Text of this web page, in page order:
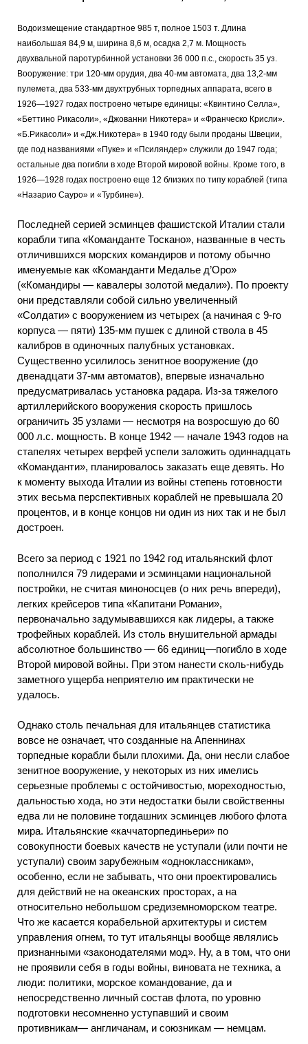
Водоизмещение стандартное 985 т, полное 1503 т. Длина
наибольшая 84,9 м, ширина 8,6 м, осадка 2,7 м. Мощность
двухвальной паротурбинной установки 36 000 п.с., скорость 35 уз.
Вооружение: три 120-мм орудия, два 40-мм автомата, два 13,2-мм
пулемета, два 533-мм двухтрубных торпедных аппарата, всего в
1926—1927 годах построено четыре единицы: «Квинтино Селла»,
«Беттино Рикасоли», «Джованни Никотера» и «Франческо Крисли».
«Б.Рикасоли» и «Дж.Никотера» в 1940 году были проданы Швеции,
где под названиями «Пуке» и «Псиляндер» служили до 1947 года;
остальные два погибли в ходе Второй мировой войны. Кроме того, в
1926—1928 годах построено еще 12 близких по типу кораблей (типа
«Назарио Сауро» и «Турбине»).
Последней серией эсминцев фашистской Италии стали
корабли типа «Команданте Тоскано», названные в честь
отличившихся морских командиров и потому обычно
именуемые как «Команданти Медалье д’Оро»
(«Командиры — кавалеры золотой медали»). По проекту
они представляли собой сильно увеличенный
«Солдати» с вооружением из четырех (а начиная с 9-го
корпуса — пяти) 135-мм пушек с длиной ствола в 45
калибров в одиночных палубных установках.
Существенно усилилось зенитное вооружение (до
двенадцати 37-мм автоматов), впервые изначально
предусматривалась установка радара. Из-за тяжелого
артиллерийского вооружения скорость пришлось
ограничить 35 узлами — несмотря на возросшую до 60
000 л.с. мощность. В конце 1942 — начале 1943 годов на
стапелях четырех верфей успели заложить одиннадцать
«Команданти», планировалось заказать еще девять. Но
к моменту выхода Италии из войны степень готовности
этих весьма перспективных кораблей не превышала 20
процентов, и в конце концов ни один из них так и не был
достроен.
Всего за период с 1921 по 1942 год итальянский флот
пополнился 79 лидерами и эсминцами национальной
постройки, не считая миноносцев (о них речь впереди),
легких крейсеров типа «Капитани Романи»,
первоначально задумывавшихся как лидеры, а также
трофейных кораблей. Из столь внушительной армады
абсолютное большинство — 66 единиц—погибло в ходе
Второй мировой войны. При этом нанести сколь-нибудь
заметного ущерба неприятелю им практически не
удалось.
Однако столь печальная для итальянцев статистика
вовсе не означает, что созданные на Апеннинах
торпедные корабли были плохими. Да, они несли слабое
зенитное вооружение, у некоторых из них имелись
серьезные проблемы с остойчивостью, мореходностью,
дальностью хода, но эти недостатки были свойственны
едва ли не половине тогдашних эсминцев любого флота
мира. Итальянские «каччаторпединьери» по
совокупности боевых качеств не уступали (или почти не
уступали) своим зарубежным «одноклассникам»,
особенно, если не забывать, что они проектировались
для действий не на океанских просторах, а на
относительно небольшом средиземноморском театре.
Что же касается корабельной архитектуры и систем
управления огнем, то тут итальянцы вообще являлись
признанными «законодателями мод». Ну, а в том, что они
не проявили себя в годы войны, виновата не техника, а
люди: политики, морское командование, да и
непосредственно личный состав флота, по уровню
подготовки несомненно уступавший и своим
противникам— англичанам, и союзникам — немцам.